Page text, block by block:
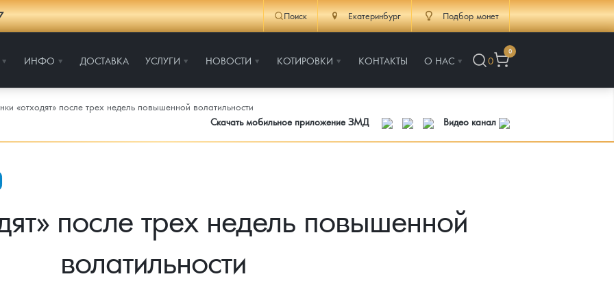
Поиск Екатеринбург Подбор монет
ИНФО ДОСТАВКА УСЛУГИ НОВОСТИ КОТИРОВКИ КОНТАКТЫ О НАС 0
0
«отходят» после трех недель повышенной волатильности
Скачать мобильное приложение ЗМД
Видео канал
после трех недель повышенной
волатильности